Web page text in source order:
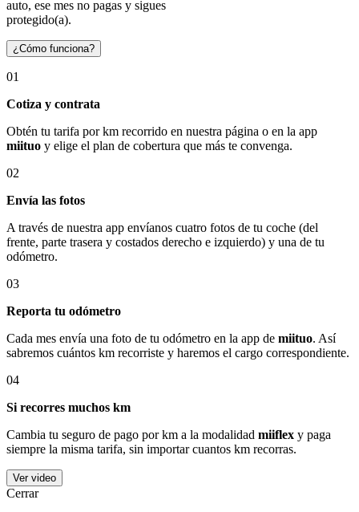
auto, ese mes no pagas y sigues
protegido(a).
¿Cómo funciona?
01
Cotiza y contrata
Obtén tu tarifa por km recorrido en nuestra página o en la app
miituo y elige el plan de cobertura que más te convenga.
02
Envía las fotos
A través de nuestra app envíanos cuatro fotos de tu coche (del
frente, parte trasera y costados derecho e izquierdo) y una de tu
odómetro.
03
Reporta tu odómetro
Cada mes envía una foto de tu odómetro en la app de miituo. Así
sabremos cuántos km recorriste y haremos el cargo correspondiente.
04
Si recorres muchos km
Cambia tu seguro de pago por km a la modalidad miiflex y paga
siempre la misma tarifa, sin importar cuantos km recorras.
Ver video
Cerrar